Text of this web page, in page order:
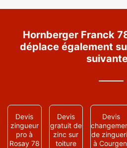
Hornberger Franck
déplace également
Devis
zingueur
pro à
Rosay 78
Devis
gratuit de
zinc sur
toiture
Devis
de
à